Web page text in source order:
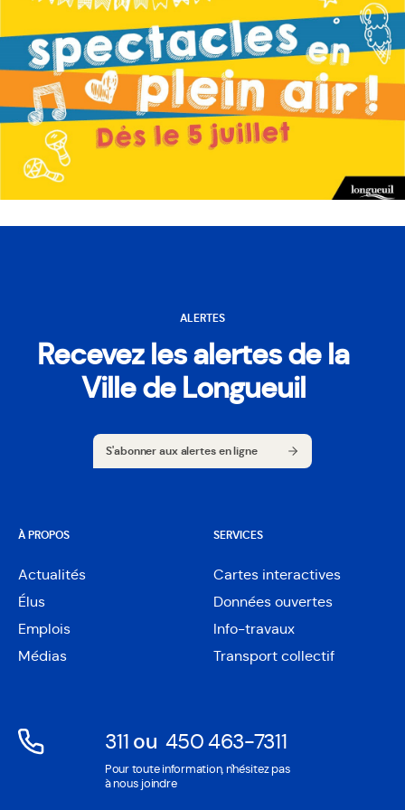
ALERTES
Recevez les alertes de la
Ville de Longueuil
S'abonner aux alertes en ligne
À PROPOS
Actualités
Élus
Emplois
Médias
SERVICES
Cartes interactives
Ouvre
dans
une
nouvelle
Données ouvertes
Ouvre
dans
une
Info-travaux
Transport collectif
311Ouvre
dans
ou 450 463-7311
Ouvre
dans
Pour toute information, n'hésitez pas
à nous joindre